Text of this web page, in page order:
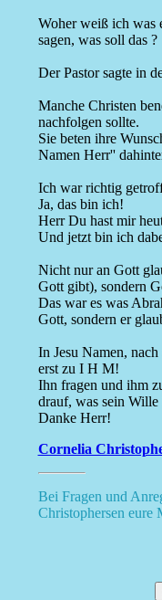
Woher weiß ich was
sagen, was soll das ?
Der Pastor sagte in
Manche Christen
nachfolgen sollte.
Sie beten ihre
Namen Herr''
Ich war richtig
Ja, das bin ich!
Herr Du hast mir
Und jetzt bin ich
Nicht nur an Gott
Gott gibt), sondern
Das war es was
Gott, sondern er
In Jesu Namen,
erst zu I H M!
Ihn fragen und ihm
drauf, was sein Wille
Danke Herr!
Cornelia
Bei Fragen und
Christophersen eure